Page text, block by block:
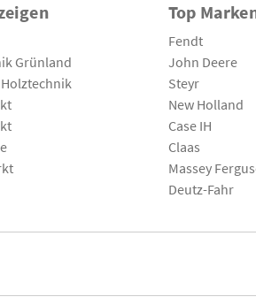
Grünland
Top
Fendt
John Deere
Steyr
New Holland
Case IH
Claas
Massey
Deutz-Fahr